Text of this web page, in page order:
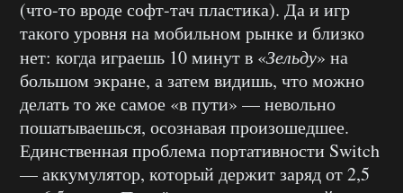
(что-то вроде софт-тач пластика). Да и игр
такого уровня на мобильном рынке и близко
нет: когда играешь 10 минут в «Зельду» на
большом экране, а затем видишь, что можно
делать то же самое «в пути» — невольно
пошатываешься, осознавая произошедшее.
Единственная проблема портативности Switch
— аккумулятор, который держит заряд от 2,5